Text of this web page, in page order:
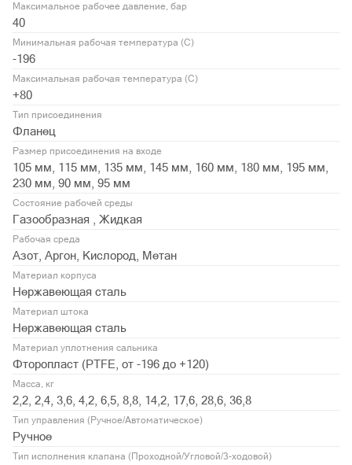
Максимальное рабочее давление, бар
40
Минимальная рабочая температура (С)
-196
Максимальная рабочая температура (С)
+80
Тип присоединения
Фланец
Размер присоединения на входе
105 мм, 115 мм, 135 мм, 145 мм, 160 мм, 180 мм, 195 мм,
230 мм, 90 мм, 95 мм
Состояние рабочей среды
Газообразная , Жидкая
Рабочая среда
Азот, Аргон, Кислород, Метан
Материал корпуса
Нержавеющая сталь
Материал штока
Нержавеющая сталь
Материал уплотнения сальника
Фторопласт (PTFE, от -196 до +120)
Масса, кг
2,2, 2,4, 3,6, 4,2, 6,5, 8,8, 14,2, 17,6, 28,6, 36,8
Тип управления (Ручное/Автоматическое)
Ручное
Тип исполнения клапана (Проходной/Угловой/3-ходовой)